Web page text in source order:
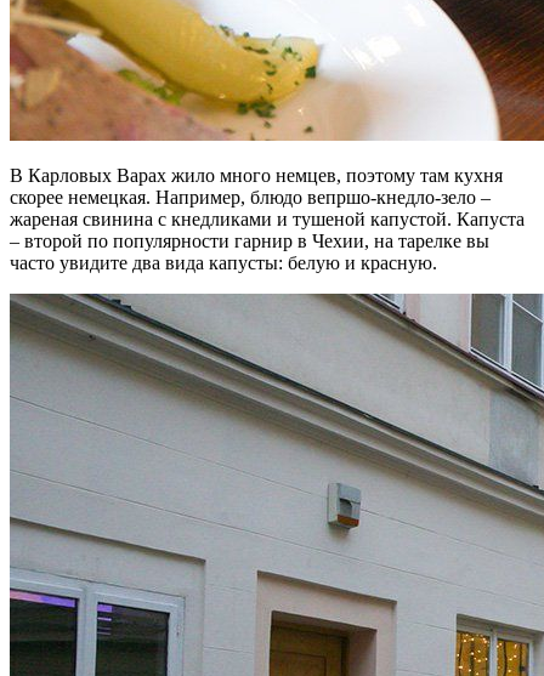
В Карловых Варах жило много немцев, поэтому там кухня
скорее немецкая. Например, блюдо вепршо-кнедло-зело –
жареная свинина с кнедликами и тушеной капустой. Капуста
– второй по популярности гарнир в Чехии, на тарелке вы
часто увидите два вида капусты: белую и красную.